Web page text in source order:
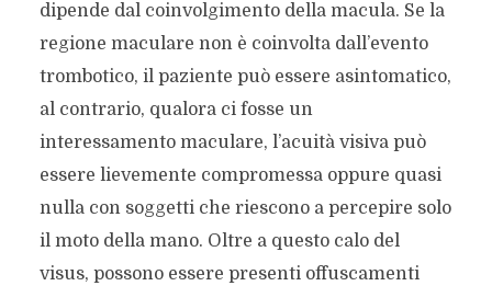
dipende dal coinvolgimento della macula. Se la
regione maculare non è coinvolta dall’evento
trombotico, il paziente può essere asintomatico,
al contrario, qualora ci fosse un
interessamento maculare, l’acuità visiva può
essere lievemente compromessa oppure quasi
nulla con soggetti che riescono a percepire solo
il moto della mano. Oltre a questo calo del
visus, possono essere presenti offuscamenti